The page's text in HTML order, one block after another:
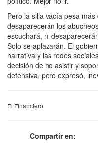
Pero la silla vacía pesa
desaparecerán los
escuchará, ni
Solo se aplazarán. El
narrativa y las redes
decisión de no asistir y
defensiva, pero expresó,
El Financiero
Compartir en: